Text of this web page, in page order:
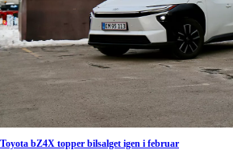
Toyota bZ4X topper bilsalget igen i februar